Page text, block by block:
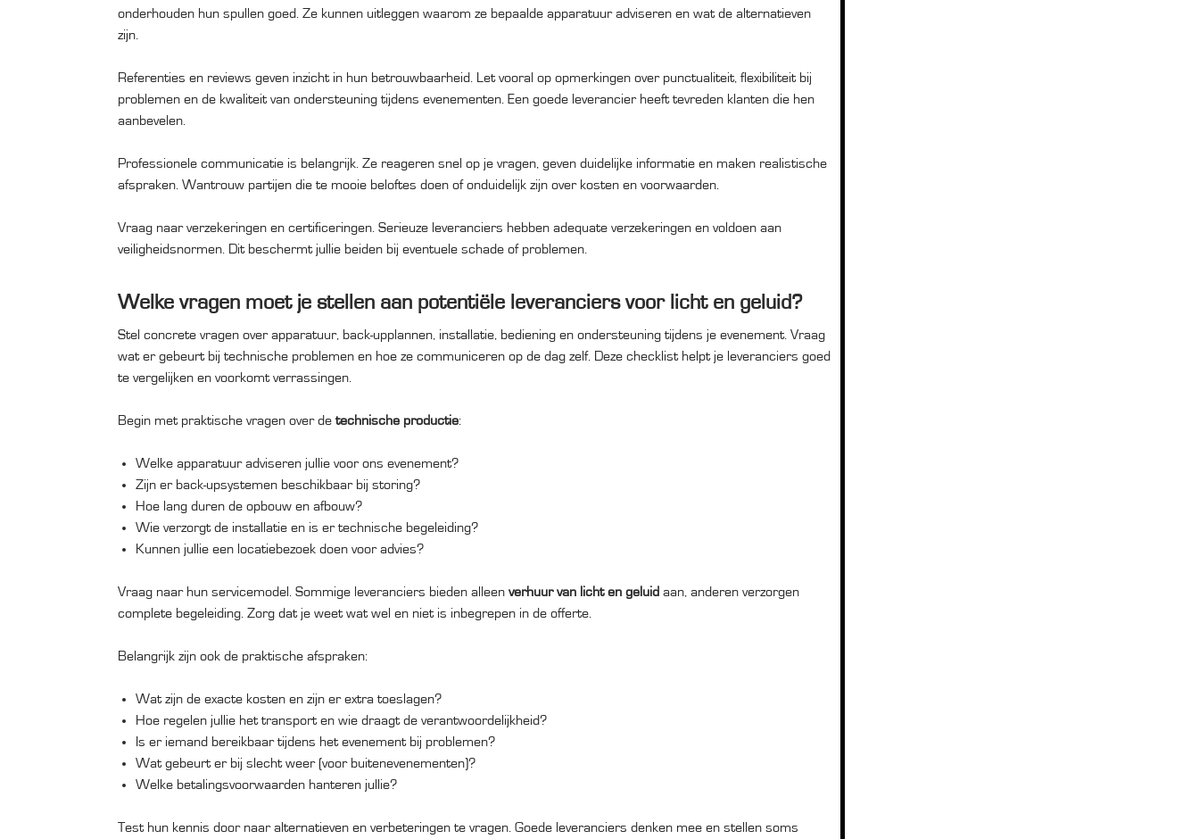
onderhouden hun spullen goed. Ze kunnen uitleggen waarom ze bepaalde apparatuur adviseren en wat de alternatieven
zijn.
Referenties en reviews geven inzicht in hun betrouwbaarheid. Let vooral op opmerkingen over punctualiteit, flexibiliteit bij
problemen en de kwaliteit van ondersteuning tijdens evenementen. Een goede leverancier heeft tevreden klanten die hen
aanbevelen.
Professionele communicatie is belangrijk. Ze reageren snel op je vragen, geven duidelijke informatie en maken realistische
afspraken. Wantrouw partijen die te mooie beloftes doen of onduidelijk zijn over kosten en voorwaarden.
Vraag naar verzekeringen en certificeringen. Serieuze leveranciers hebben adequate verzekeringen en voldoen aan
veiligheidsnormen. Dit beschermt jullie beiden bij eventuele schade of problemen.
Welke vragen moet je stellen aan potentiële leveranciers voor licht en geluid?
Stel concrete vragen over apparatuur, back-upplannen, installatie, bediening en ondersteuning tijdens je evenement. Vraag
wat er gebeurt bij technische problemen en hoe ze communiceren op de dag zelf. Deze checklist helpt je leveranciers goed
te vergelijken en voorkomt verrassingen.
Begin met praktische vragen over de technische productie:
Welke apparatuur adviseren jullie voor ons evenement?
Zijn er back-upsystemen beschikbaar bij storing?
Hoe lang duren de opbouw en afbouw?
Wie verzorgt de installatie en is er technische begeleiding?
Kunnen jullie een locatiebezoek doen voor advies?
Vraag naar hun servicemodel. Sommige leveranciers bieden alleen verhuur van licht en geluid aan, anderen verzorgen
complete begeleiding. Zorg dat je weet wat wel en niet is inbegrepen in de offerte.
Belangrijk zijn ook de praktische afspraken:
Wat zijn de exacte kosten en zijn er extra toeslagen?
Hoe regelen jullie het transport en wie draagt de verantwoordelijkheid?
Is er iemand bereikbaar tijdens het evenement bij problemen?
Wat gebeurt er bij slecht weer (voor buitenevenementen)?
Welke betalingsvoorwaarden hanteren jullie?
Test hun kennis door naar alternatieven en verbeteringen te vragen. Goede leveranciers denken mee en stellen soms